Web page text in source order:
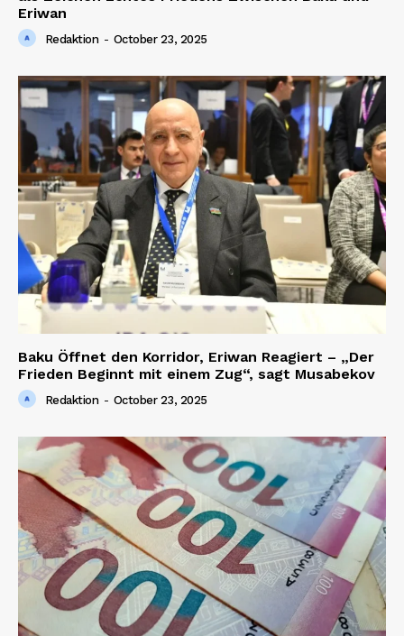
Eriwan
Redaktion - October 23, 2025
Baku Öffnet den Korridor, Eriwan Reagiert – „Der
Frieden Beginnt mit einem Zug“, sagt Musabekov
Redaktion - October 23, 2025